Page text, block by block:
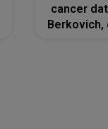
cancer
Berkovich,